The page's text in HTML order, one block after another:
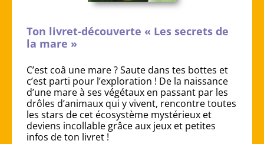
Ton livret-découverte « Les secrets de
la mare »
C’est coâ une mare ? Saute dans tes bottes et
c’est parti pour l’exploration ! De la naissance
d’une mare à ses végétaux en passant par les
drôles d’animaux qui y vivent, rencontre toutes
les stars de cet écosystème mystérieux et
deviens incollable grâce aux jeux et petites
infos de ton livret !